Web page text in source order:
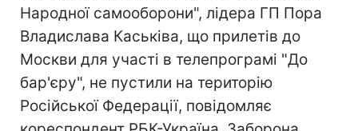
Народної самооборони", лідера ГП Пора
Владислава Каськіва, що прилетів до
Москви для участі в телепрограмі "До
бар'єру", не пустили на територію
Російської Федерації, повідомляє